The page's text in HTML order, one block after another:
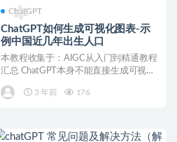
ChatGPT
ChatGPT如何生成可视化图表-示
例中国近几年出生人口
本教程收集于：AIGC从入门到精通教程
汇总 ChatGPT本身不能直接生成可视化
3 年前
176